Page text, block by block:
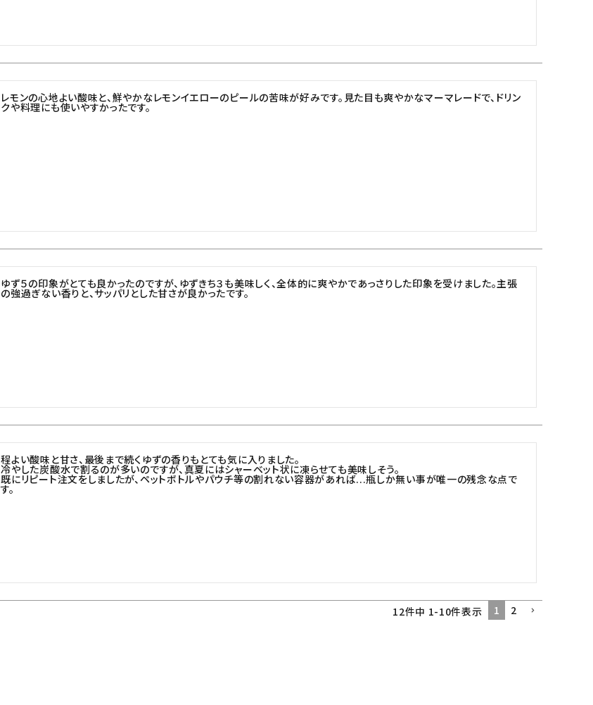
レモンの心地よい酸味と、鮮やかなレモンイエローのピールの苦味が好みです。見た目も爽やかなマーマレードで、ドリン
クや料理にも使いやすかったです。
ゆず５の印象がとても良かったのですが、ゆずきち３も美味しく、全体的に爽やかであっさりした印象を受けました。主張
の強過ぎない香りと、サッパリとした甘さが良かったです。
程よい酸味と甘さ、最後まで続くゆずの香りもとても気に入りました。
冷やした炭酸水で割るのが多いのですが、真夏にはシャーベット状に凍らせても美味しそう。
既にリピート注文をしましたが、ペットボトルやパウチ等の割れない容器があれば...瓶しか無い事が唯一の残念な点で
す。
12件中 1-10件表示 1 2